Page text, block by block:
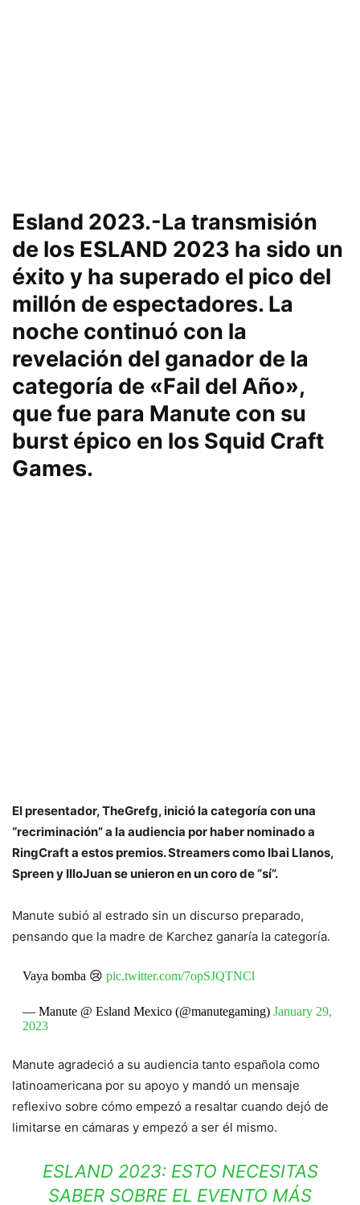
Esland 2023.-La transmisión
de los ESLAND 2023 ha sido un
éxito y ha superado el pico del
millón de espectadores. La
noche continuó con la
revelación del ganador de la
categoría de «Fail del Año»,
que fue para Manute con su
burst épico en los Squid Craft
Games.
El presentador, TheGrefg, inició la categoría con una
“recriminación” a la audiencia por haber nominado a
RingCraft a estos premios. Streamers como Ibai Llanos,
Spreen y IlloJuan se unieron en un coro de “sí”.
Manute subió al estrado sin un discurso preparado,
pensando que la madre de Karchez ganaría la categoría.
Vaya bomba 😢 pic.twitter.com/7opSJQTNCl
— Manute @ Esland Mexico (@manutegaming) January 29,
2023
Manute agradeció a su audiencia tanto española como
latinoamericana por su apoyo y mandó un mensaje
reflexivo sobre cómo empezó a resaltar cuando dejó de
limitarse en cámaras y empezó a ser él mismo.
ESLAND 2023: ESTO NECESITAS
SABER SOBRE EL EVENTO MÁS